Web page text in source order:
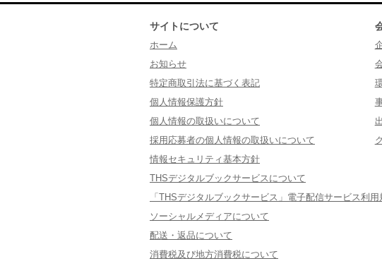
サイトについて
ホーム
お知らせ
特定商取引法に基づく表記
個人情報保護方針
個人情報の取扱いについて
採用応募者の個人情報の取扱いについて
情報セキュリティ基本方針
THSデジタルブックサービスについて
「THSデジタルブックサービス」電子配信サービス利
ソーシャルメディアについて
配送・返品について
消費税及び地方消費税について